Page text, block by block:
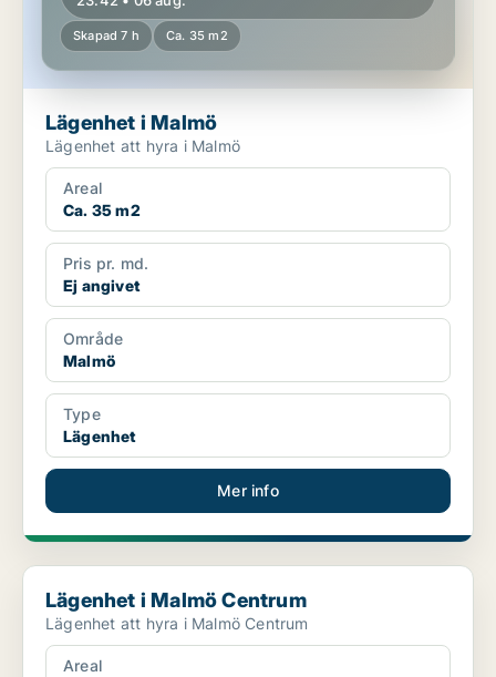
Skapad 7 h Ca. 35 m2
Lägenhet i Malmö
Lägenhet att hyra i Malmö
Areal
Ca. 35 m2
Pris pr. md.
Ej angivet
Område
Malmö
Type
Lägenhet
Mer info
Lägenhet i Malmö Centrum
Lägenhet i Malmö Centrum
Lägenhet att hyra i Malmö Centrum
Areal